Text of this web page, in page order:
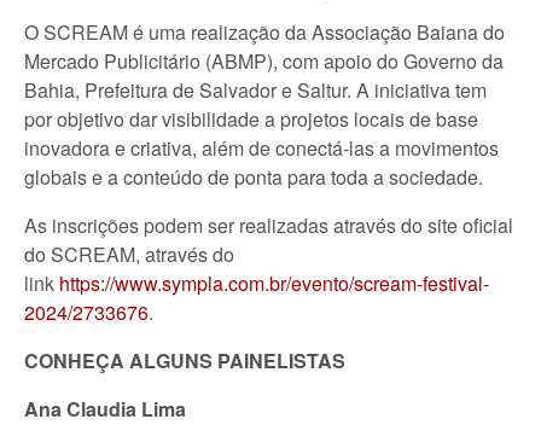
O SCREAM é uma realização da Associação Baiana do
Mercado Publicitário (ABMP), com apoio do Governo da
Bahia, Prefeitura de Salvador e Saltur. A iniciativa tem
por objetivo dar visibilidade a projetos locais de base
inovadora e criativa, além de conectá-las a movimentos
globais e a conteúdo de ponta para toda a sociedade.
As inscrições podem ser realizadas através do site oficial
do SCREAM, através do
link https://www.sympla.com.br/evento/scream-festival-
2024/2733676.
CONHEÇA ALGUNS PAINELISTAS
Ana Claudia Lima